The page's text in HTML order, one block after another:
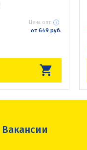
Цена опт:
от 649 руб.
Вакансии